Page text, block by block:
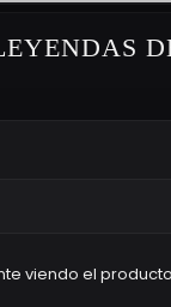
viendo el producto